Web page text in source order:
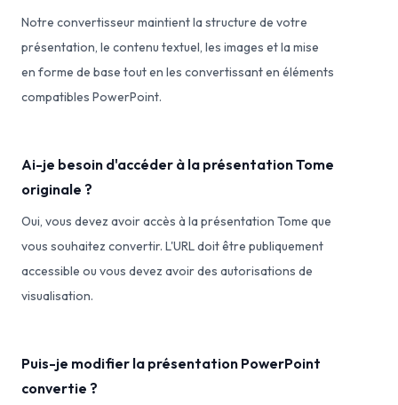
Notre convertisseur maintient la structure de votre
présentation, le contenu textuel, les images et la mise
en forme de base tout en les convertissant en éléments
compatibles PowerPoint.
Ai-je besoin d'accéder à la présentation Tome
originale ?
Oui, vous devez avoir accès à la présentation Tome que
vous souhaitez convertir. L'URL doit être publiquement
accessible ou vous devez avoir des autorisations de
visualisation.
Puis-je modifier la présentation PowerPoint
convertie ?